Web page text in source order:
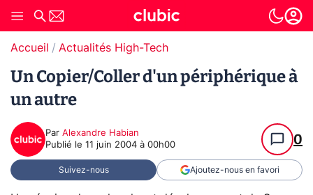
Accueil Actualités High-Tech
Un Copier/Coller d'un périphérique à
un autre
Par Alexandre Habian
Publié le 11 juin 2004 à 00h00 0
Suivez-nous Ajoutez-nous en favori